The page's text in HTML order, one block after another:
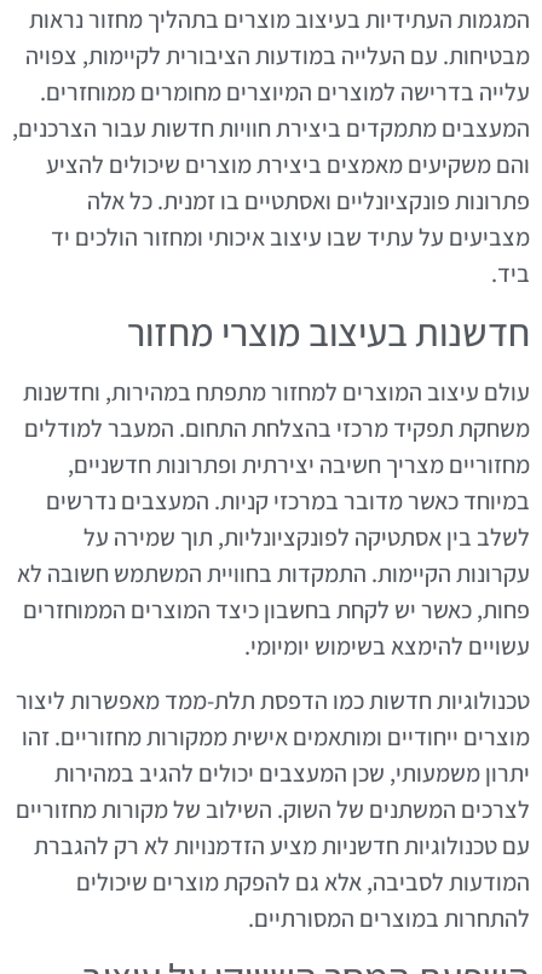
המגמות העתידיות בעיצוב מוצרים בתהליך מחזור נראות
מבטיחות. עם העלייה במודעות הציבורית לקיימות, צפויה
עלייה בדרישה למוצרים המיוצרים מחומרים ממוחזרים.
המעצבים מתמקדים ביצירת חוויות חדשות עבור הצרכנים,
והם משקיעים מאמצים ביצירת מוצרים שיכולים להציע
פתרונות פונקציונליים ואסתטיים בו זמנית. כל אלה
מצביעים על עתיד שבו עיצוב איכותי ומחזור הולכים יד
ביד.
חדשנות בעיצוב מוצרי מחזור
עולם עיצוב המוצרים למחזור מתפתח במהירות, וחדשנות
משחקת תפקיד מרכזי בהצלחת התחום. המעבר למודלים
מחזוריים מצריך חשיבה יצירתית ופתרונות חדשניים,
במיוחד כאשר מדובר במרכזי קניות. המעצבים נדרשים
לשלב בין אסתטיקה לפונקציונליות, תוך שמירה על
עקרונות הקיימות. התמקדות בחוויית המשתמש חשובה לא
פחות, כאשר יש לקחת בחשבון כיצד המוצרים הממוחזרים
עשויים להימצא בשימוש יומיומי.
טכנולוגיות חדשות כמו הדפסת תלת-ממד מאפשרות ליצור
מוצרים ייחודיים ומותאמים אישית ממקורות מחזוריים. זהו
יתרון משמעותי, שכן המעצבים יכולים להגיב במהירות
לצרכים המשתנים של השוק. השילוב של מקורות מחזוריים
עם טכנולוגיות חדשניות מציע הזדמנויות לא רק להגברת
המודעות לסביבה, אלא גם להפקת מוצרים שיכולים
להתחרות במוצרים המסורתיים.